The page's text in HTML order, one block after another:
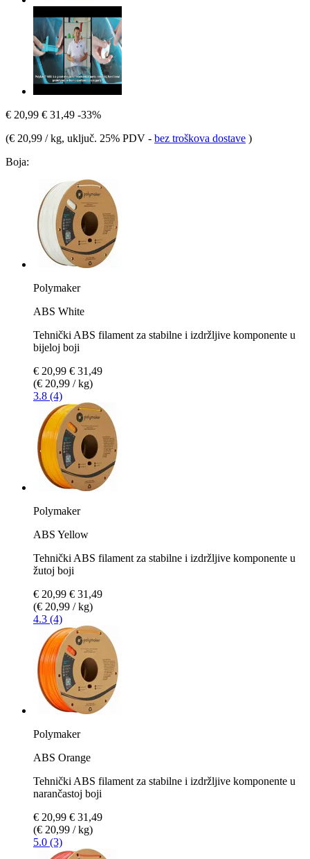
€ 20,99 € 31,49 -33%
(€ 20,99 / kg, uključ. 25% PDV - bez troškova dostave )
Boja:
Polymaker
ABS White
Tehnički ABS filament za stabilne i izdržljive komponente u
bijeloj boji
€ 20,99 € 31,49
(€ 20,99 / kg)
3.8 (4)
Polymaker
ABS Yellow
Tehnički ABS filament za stabilne i izdržljive komponente u
žutoj boji
€ 20,99 € 31,49
(€ 20,99 / kg)
4.3 (4)
Polymaker
ABS Orange
Tehnički ABS filament za stabilne i izdržljive komponente u
narančastoj boji
€ 20,99 € 31,49
(€ 20,99 / kg)
5.0 (3)